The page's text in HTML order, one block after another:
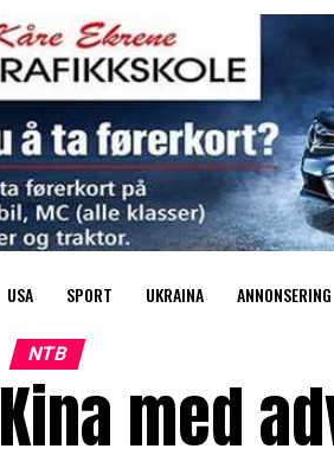
USA SPORT UKRAINA ANNONSERING
NTB
Kina med